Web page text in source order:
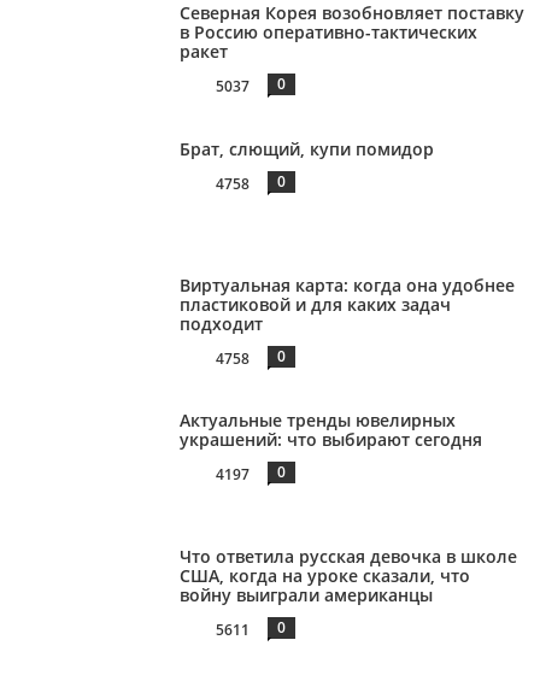
Северная Корея возобновляет поставку
в Россию оперативно-тактических
ракет
5037 0
Брат, слющий, купи помидор
4758 0
Виртуальная карта: когда она удобнее
пластиковой и для каких задач
подходит
4758 0
Актуальные тренды ювелирных
украшений: что выбирают сегодня
4197 0
Что ответила русская девочка в школе
США, когда на уроке сказали, что
войну выиграли американцы
5611 0